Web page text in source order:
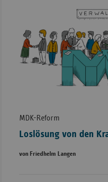
MDK-Reform
Loslösung von den
von Friedhelm Langen